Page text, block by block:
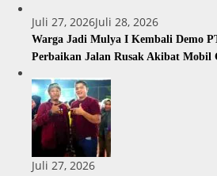
Juli 27, 2026Juli 28, 2026
Warga Jadi Mulya I Kembali Demo
Perbaikan Jalan Rusak Akibat Mobil
Juli 27, 2026